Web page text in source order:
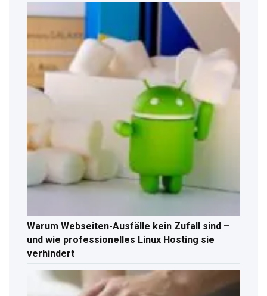
Warum Webseiten-Ausfälle kein Zufall sind –
und wie professionelles Linux Hosting sie
verhindert